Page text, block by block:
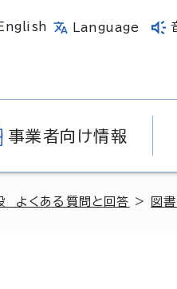
Language
事業者向け情報
よくある質問と回答 > 図